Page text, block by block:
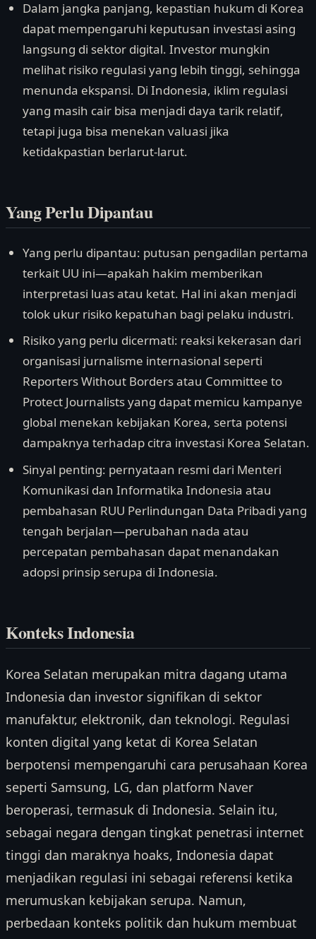
Dalam jangka panjang, kepastian hukum di Korea
dapat mempengaruhi keputusan investasi asing
langsung di sektor digital. Investor mungkin
melihat risiko regulasi yang lebih tinggi, sehingga
menunda ekspansi. Di Indonesia, iklim regulasi
yang masih cair bisa menjadi daya tarik relatif,
tetapi juga bisa menekan valuasi jika
ketidakpastian berlarut-larut.
Yang Perlu Dipantau
Yang perlu dipantau: putusan pengadilan pertama
terkait UU ini—apakah hakim memberikan
interpretasi luas atau ketat. Hal ini akan menjadi
tolok ukur risiko kepatuhan bagi pelaku industri.
Risiko yang perlu dicermati: reaksi kekerasan dari
organisasi jurnalisme internasional seperti
Reporters Without Borders atau Committee to
Protect Journalists yang dapat memicu kampanye
global menekan kebijakan Korea, serta potensi
dampaknya terhadap citra investasi Korea Selatan.
Sinyal penting: pernyataan resmi dari Menteri
Komunikasi dan Informatika Indonesia atau
pembahasan RUU Perlindungan Data Pribadi yang
tengah berjalan—perubahan nada atau
percepatan pembahasan dapat menandakan
adopsi prinsip serupa di Indonesia.
Konteks Indonesia
Korea Selatan merupakan mitra dagang utama
Indonesia dan investor signifikan di sektor
manufaktur, elektronik, dan teknologi. Regulasi
konten digital yang ketat di Korea Selatan
berpotensi mempengaruhi cara perusahaan Korea
seperti Samsung, LG, dan platform Naver
beroperasi, termasuk di Indonesia. Selain itu,
sebagai negara dengan tingkat penetrasi internet
tinggi dan maraknya hoaks, Indonesia dapat
menjadikan regulasi ini sebagai referensi ketika
merumuskan kebijakan serupa. Namun,
perbedaan konteks politik dan hukum membuat